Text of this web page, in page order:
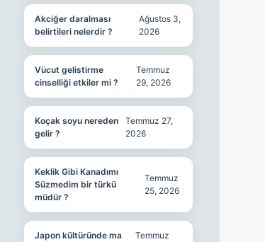
Akciğer daralması
belirtileri nelerdir ?
Ağustos 3,
2026
Vücut gelistirme
cinselliği etkiler mi ?
Temmuz
29, 2026
Koçak soyu nereden
gelir ?
Temmuz 27,
2026
Keklik Gibi Kanadımı
Süzmedim bir türkü
müdür ?
Temmuz
25, 2026
Japon kültüründe ma
Temmuz